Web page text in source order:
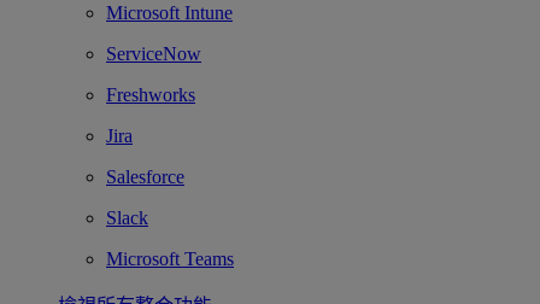
Microsoft Intune
ServiceNow
Freshworks
Jira
Salesforce
Slack
Microsoft Teams